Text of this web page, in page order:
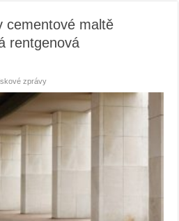
cementové maltě
rentgenová
zprávy